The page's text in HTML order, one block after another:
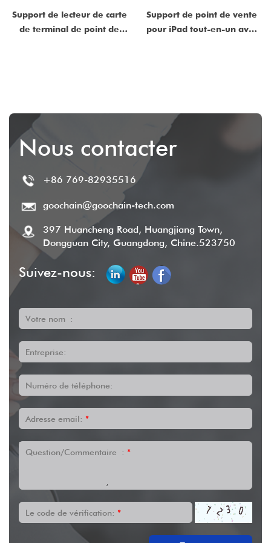
Support de lecteur de carte
de terminal de point de
Support de point de vente
pour iPad tout-en-un avec
Nous contacter
+86 769-82935516
goochain@goochain-tech.com
397 Huancheng Road, Huangjiang Town,
Dongguan City, Guangdong, Chine.523750
Suivez-nous:
Votre nom :
Entreprise:
Numéro de téléphone:
Adresse email: *
Question/Commentaire : *
Le code de vérification: *